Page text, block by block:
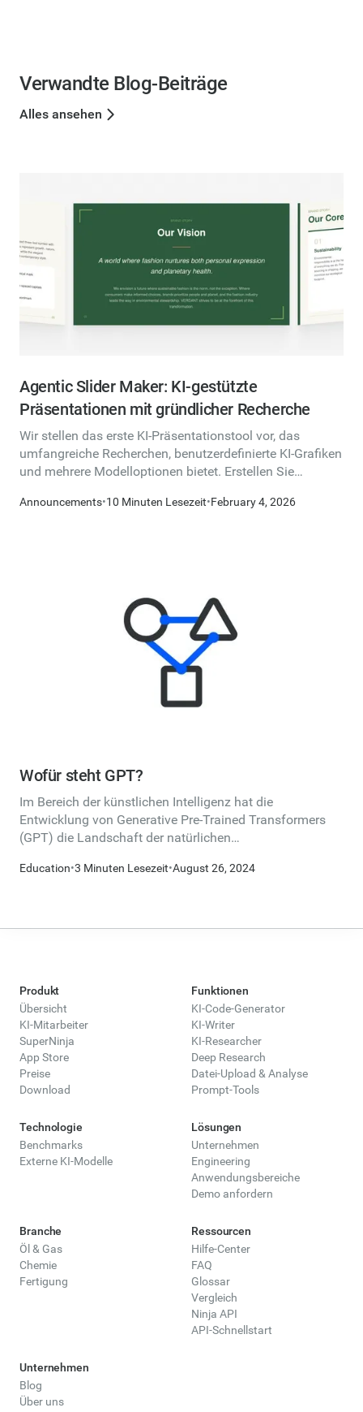
Verwandte Blog-Beiträge
Alles ansehen
Agentic Slider Maker: KI-gestützte
Präsentationen mit gründlicher Recherche
Wir stellen das erste KI-Präsentationstool vor, das
umfangreiche Recherchen, benutzerdefinierte KI-Grafiken
und mehrere Modelloptionen bietet. Erstellen Sie
Announcements•10 Minuten Lesezeit•February 4, 2026
Wofür steht GPT?
Im Bereich der künstlichen Intelligenz hat die
Entwicklung von Generative Pre-Trained Transformers
(GPT) die Landschaft der natürlichen
Education•3 Minuten Lesezeit•August 26, 2024
Produkt
Übersicht
KI-Mitarbeiter
SuperNinja
App Store
Preise
Download
Funktionen
KI-Code-Generator
KI-Writer
KI-Researcher
Deep Research
Datei-Upload & Analyse
Prompt-Tools
Technologie
Benchmarks
Externe KI-Modelle
Lösungen
Unternehmen
Engineering
Anwendungsbereiche
Demo anfordern
Branche
Öl & Gas
Chemie
Fertigung
Ressourcen
Hilfe-Center
FAQ
Glossar
Vergleich
Ninja API
API-Schnellstart
Unternehmen
Blog
Über uns